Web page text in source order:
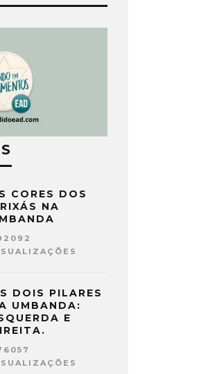
CORES DOS
NA
DOIS PILARES
UMBANDA:
E